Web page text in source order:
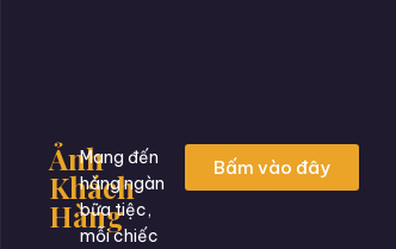
Ảnh
Khách
Hàng
Mang đến
hàng ngàn
bữa tiệc,
mỗi chiếc
Bấm vào đây